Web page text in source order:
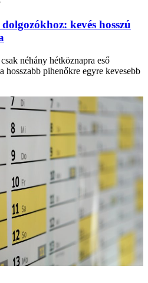
kevés hosszú
néhány hétköznapra eső
hosszabb pihenőkre egyre kevesebb